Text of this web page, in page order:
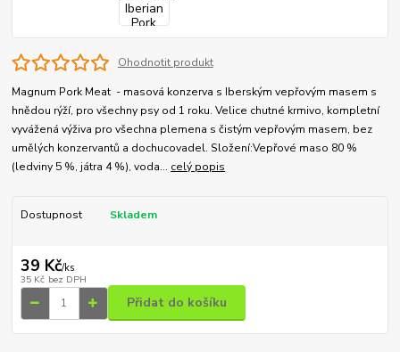
Ohodnotit produkt
Magnum Pork Meat - masová konzerva s Iberským vepřovým masem s
hnědou rýží, pro všechny psy od 1 roku. Velice chutné krmivo, kompletní
vyvážená výživa pro všechna plemena s čistým vepřovým masem, bez
umělých konzervantů a dochucovadel. Složení:Vepřové maso 80 %
(ledviny 5 %, játra 4 %), voda... celý popis
Dostupnost Skladem
39 Kč/ks
35 Kč bez DPH
Přidat do košíku